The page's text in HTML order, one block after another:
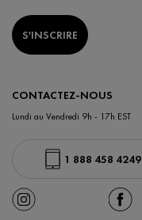
S'INSCRIRE
CONTACTEZ-NOUS
Lundi au Vendredi 9h - 17h EST
1 888 458 4249